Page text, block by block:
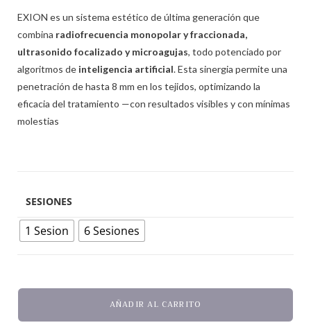
EXION es un sistema estético de última generación que
combina radiofrecuencia monopolar y fraccionada,
ultrasonido focalizado y microagujas, todo potenciado por
algoritmos de inteligencia artificial. Esta sinergia permite una
penetración de hasta 8 mm en los tejidos, optimizando la
eficacia del tratamiento —con resultados visibles y con mínimas
molestias
SESIONES
1 Sesion 6 Sesiones
AÑADIR AL CARRITO